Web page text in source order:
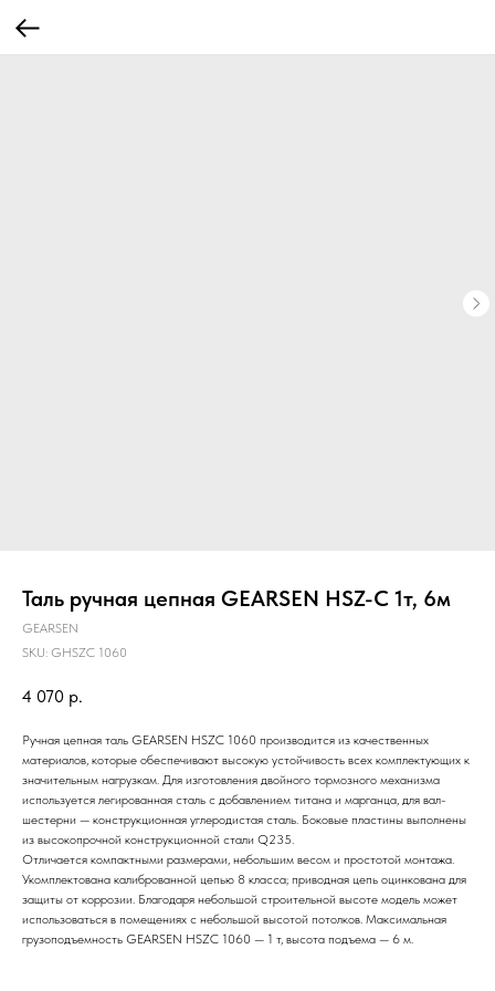
Таль ручная цепная GEARSEN HSZ-C 1т, 6м
GEARSEN
SKU: GHSZC 1060
4 070 р.
Ручная цепная таль GEARSEN HSZC 1060 производится из качественных
материалов, которые обеспечивают высокую устойчивость всех комплектующих к
значительным нагрузкам. Для изготовления двойного тормозного механизма
используется легированная сталь с добавлением титана и марганца, для вал-
шестерни — конструкционная углеродистая сталь. Боковые пластины выполнены
из высокопрочной конструкционной стали Q235.
Отличается компактными размерами, небольшим весом и простотой монтажа.
Укомплектована калиброванной цепью 8 класса; приводная цепь оцинкована для
защиты от коррозии. Благодаря небольшой строительной высоте модель может
использоваться в помещениях с небольшой высотой потолков. Максимальная
грузоподъемность GEARSEN HSZC 1060 — 1 т, высота подъема — 6 м.